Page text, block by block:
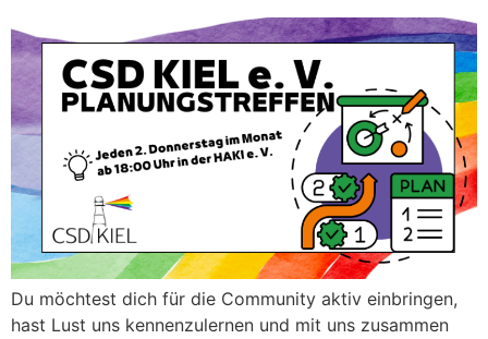
Du möchtest dich für die Community aktiv einbringen,
hast Lust uns kennenzulernen und mit uns zusammen